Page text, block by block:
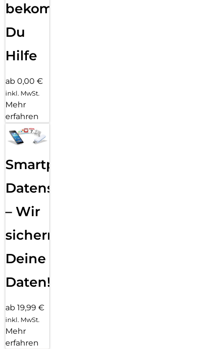
bekommst
Du
Hilfe
ab 0,00 €
inkl. MwSt.
Mehr
erfahren
Smartphone
Datensicherung
– Wir
sichern
Deine
Daten!
ab 19,99 €
inkl. MwSt.
Mehr
erfahren